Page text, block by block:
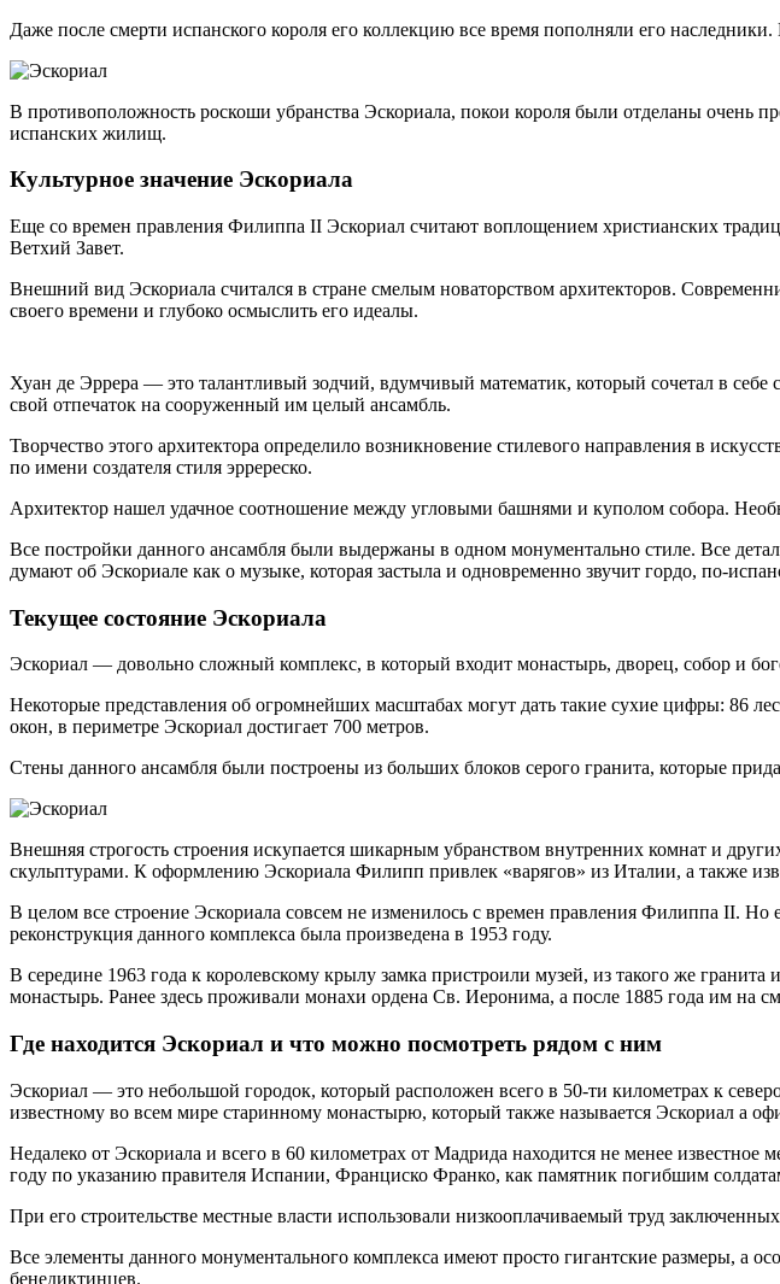
Даже после смерти испанского короля его коллекцию все время пополняли его
В противоположность роскоши убранства Эскориала, покои короля были отделаны
испанских жилищ.
Культурное значение Эскориала
Еще со времен правления Филиппа II Эскориал считают воплощением христианских
Ветхий Завет.
Внешний вид Эскориала считался в стране смелым новаторством архитекторов.
своего времени и глубоко осмыслить его идеалы.
Хуан де Эррера — это талантливый зодчий, вдумчивый математик, который сочетал в
свой отпечаток на сооруженный им целый ансамбль.
Творчество этого архитектора определило возникновение стилевого направления в
по имени создателя стиля эрререско.
Архитектор нашел удачное соотношение между угловыми башнями и куполом собора.
Все постройки данного ансамбля были выдержаны в одном монументально стиле. Все
думают об Эскориале как о музыке, которая застыла и одновременно звучит гордо, по-
Текущее состояние Эскориала
Эскориал — довольно сложный комплекс, в который входит монастырь, дворец, собор и
Некоторые представления об огромнейших масштабах могут дать такие сухие цифры: 86
окон, в периметре Эскориал достигает 700 метров.
Стены данного ансамбля были построены из больших блоков серого гранита, которые
Внешняя строгость строения искупается шикарным убранством внутренних комнат и
скульптурами. К оформлению Эскориала Филипп привлек «варягов» из Италии, а также
В целом все строение Эскориала совсем не изменилось с времен правления Филиппа II. Но
реконструкция данного комплекса была произведена в 1953 году.
В середине 1963 года к королевскому крылу замка пристроили музей, из такого же
монастырь. Ранее здесь проживали монахи ордена Св. Иеронима, а после 1885 года им на
Где находится Эскориал и что можно посмотреть рядом с ним
Эскориал — это небольшой городок, который расположен всего в 50-ти километрах к
известному во всем мире старинному монастырю, который также называется Эскориал а
Недалеко от Эскориала и всего в 60 километрах от Мадрида находится не менее
году по указанию правителя Испании, Франциско Франко, как памятник погибшим
При его строительстве местные власти использовали низкооплачиваемый труд
Все элементы данного монументального комплекса имеют просто гигантские размеры, а
бенедиктинцев.